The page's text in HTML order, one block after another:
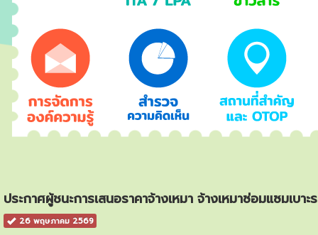
ประกาศผู้ชนะการเสนอราคาจ้างเหมา จ้างเหมาซ่อมแซมเบ
26 พฤษภาคม 2569